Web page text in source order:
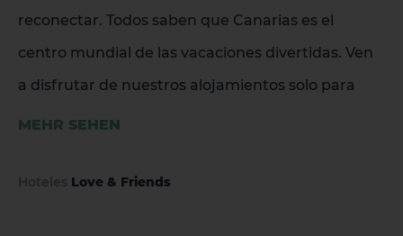
reconectar. Todos saben que Canarias es el
centro mundial de las vacaciones divertidas. Ven
a disfrutar de nuestros alojamientos solo para
adultos.
MEHR SEHEN
Love & Friends